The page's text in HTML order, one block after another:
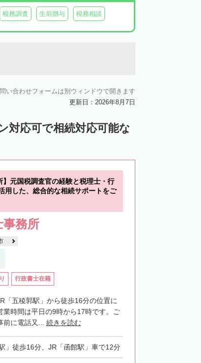
古平郡古平町 積丹郡積丹町
江町 空知郡上砂川町
町 上川郡上川町 上川郡東川町
田町 中川郡豊頃町
枝幸郡浜頓別町
富士町 網走郡美幌町
町 紋別郡興部町
町
音更町
別村 広尾郡大樹町
厚岸郡厚岸町 厚岸郡浜中町
町 標津郡中標津町
税務調査 生前贈与 税務相談
い合わせフォームは別ウィンドウで開きます
更新日：2026年8月7日
対応可で相続対応可能な
】元国税調査官の経験と税理士・行
用した、総合的な相続サポートをご
事務所
行政書士在籍
「五稜郭駅」から徒歩16分の位置に
業時間は平日の9時から17時です。ご
前に電話又... 続きを読む
」徒歩16分、JR「函館駅」車で12分